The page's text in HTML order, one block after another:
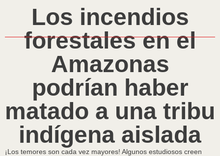
Los incendios
forestales en el
Amazonas
podrían haber
matado a una tribu
indígena aislada
¡Los temores son cada vez mayores! Algunos estudiosos creen